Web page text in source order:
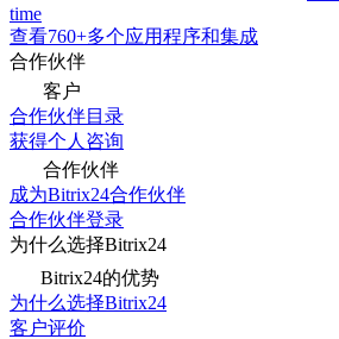
time
查看760+多个应用程序和集成
合作伙伴
客户
合作伙伴目录
获得个人咨询
合作伙伴
成为Bitrix24合作伙伴
合作伙伴登录
为什么选择Bitrix24
Bitrix24的优势
为什么选择Bitrix24
客户评价